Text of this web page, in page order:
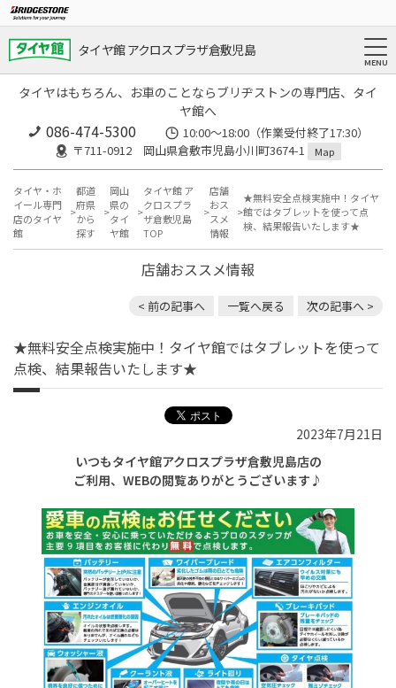
タイヤ館 アクロスプラザ倉敷児島
タイヤはもちろん、お車のことならブリヂストンの専門店、タイ
ヤ館へ
086-474-5300
10:00〜18:00（作業受付終了17:30）
〒711-0912 岡山県倉敷市児島小川町3674-1
Map
タイヤ・ホ
イール専門
店のタイヤ
館
都道
府県
から
探す
岡山
県の
タイ
ヤ館
タイヤ館 ア
クロスプラ
ザ倉敷児島
TOP
店舗
おス
スメ
情報
★無料安全点検実施中！タイヤ
館ではタブレットを使って点
検、結果報告いたします★
店舗おススメ情報
< 前の記事へ 一覧へ戻る 次の記事へ >
★無料安全点検実施中！タイヤ館ではタブレットを使って
点検、結果報告いたします★
2023年7月21日
いつもタイヤ館アクロスプラザ倉敷児島店の
ご利用、WEBの閲覧ありがとうございます♪